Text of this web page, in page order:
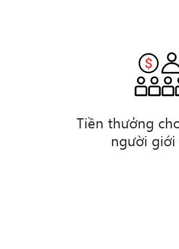
Tiền thưởng
người giới